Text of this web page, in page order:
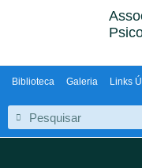
Biblioteca Galeria Links